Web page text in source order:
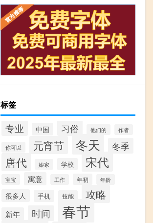
标签
专业 中国 习俗 他们的 作者
你可以 元宵节 冬天 冬季
唐代 娘家 学校 宋代
宝宝 寓意 工作 年初 年龄
很多人 手机 技能 攻略
新年 时间 春节